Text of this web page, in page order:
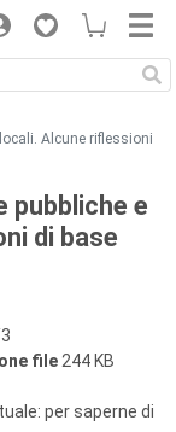
Alcune riflessioni
pubbliche e
di base
file 244 KB
per saperne di